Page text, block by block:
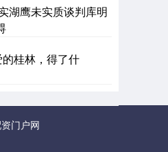
湖鹰未实质谈判库明
桂林，得了什
门户网